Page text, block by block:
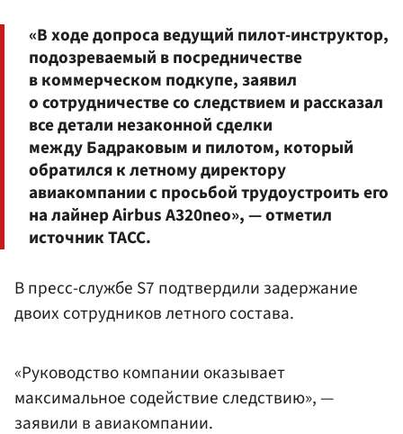
«В ходе допроса ведущий пилот-инструктор,
подозреваемый в посредничестве
в коммерческом подкупе, заявил
о сотрудничестве со следствием и рассказал
все детали незаконной сделки
между Бадраковым и пилотом, который
обратился к летному директору
авиакомпании с просьбой трудоустроить его
на лайнер Airbus A320neo», — отметил
источник ТАСС.
В пресс-службе S7 подтвердили задержание
двоих сотрудников летного состава.
«Руководство компании оказывает
максимальное содействие следствию», —
заявили в авиакомпании.